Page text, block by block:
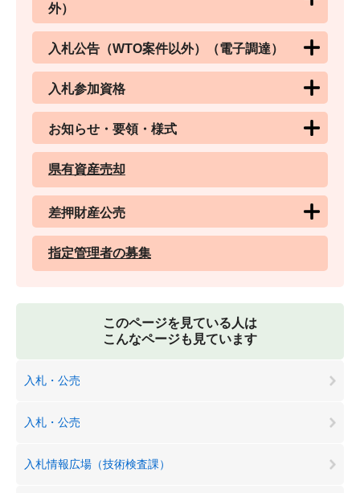
外）
入札公告（WTO案件以外）（電子調達）
入札参加資格
お知らせ・要領・様式
県有資産売却
差押財産公売
指定管理者の募集
このページを見ている人は
こんなページも見ています
入札・公売
入札・公売
入札情報広場（技術検査課）